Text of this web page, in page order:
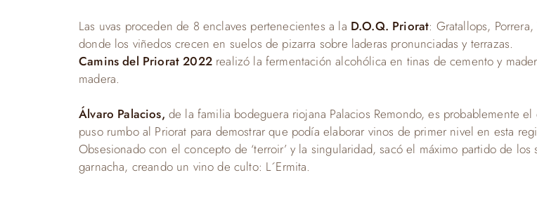
Las uvas proceden de 8 enclaves pertenecientes a la D.O.Q. Priorat: Gratallops,
donde los viñedos crecen en suelos de pizarra sobre laderas pronunciadas y terrazas.
Camins del Priorat 2022realizó la fermentación alcohólica en tinas de cemento y
madera.
Álvaro Palacios, de la familia bodeguera riojana Palacios Remondo, es probablemente
puso rumbo al Priorat para demostrar que podía elaborar vinos de primer nivel en esta
Obsesionado con el concepto de ‘terroir’ y la singularidad, sacó el máximo partido de
garnacha, creando un vino de culto: L´Ermita.